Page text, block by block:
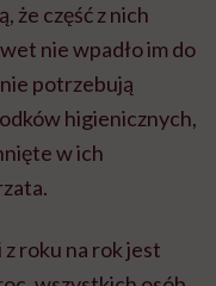
że część z nich
nie wpadło im do
potrzebują
higienicznych,
w ich
roku na rok jest